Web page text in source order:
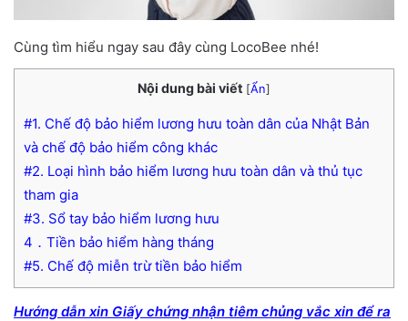
Cùng tìm hiểu ngay sau đây cùng LocoBee nhé!
Nội dung bài viết [Ẩn]
#1. Chế độ bảo hiểm lương hưu toàn dân của Nhật Bản
và chế độ bảo hiểm công khác
#2. Loại hình bảo hiểm lương hưu toàn dân và thủ tục
tham gia
#3. Sổ tay bảo hiểm lương hưu
4．Tiền bảo hiểm hàng tháng
#5. Chế độ miễn trừ tiền bảo hiểm
Hướng dẫn xin Giấy chứng nhận tiêm chủng vắc xin để ra